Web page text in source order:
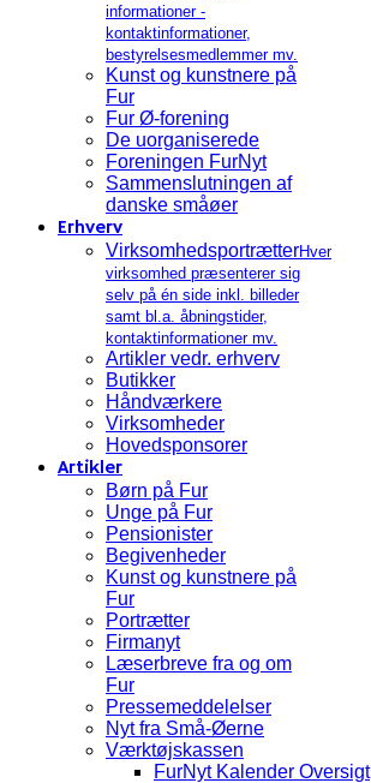
informationer -
kontaktinformationer,
bestyrelsesmedlemmer mv.
Kunst og kunstnere på
Fur
Fur Ø-forening
De uorganiserede
Foreningen FurNyt
Sammenslutningen af
danske småøer
Erhverv
VirksomhedsportrætterHver
virksomhed præsenterer sig
selv på én side inkl. billeder
samt bl.a. åbningstider,
kontaktinformationer mv.
Artikler vedr. erhverv
Butikker
Håndværkere
Virksomheder
Hovedsponsorer
Artikler
Børn på Fur
Unge på Fur
Pensionister
Begivenheder
Kunst og kunstnere på
Fur
Portrætter
Firmanyt
Læserbreve fra og om
Fur
Pressemeddelelser
Nyt fra Små-Øerne
Værktøjskassen
FurNyt Kalender Oversigt